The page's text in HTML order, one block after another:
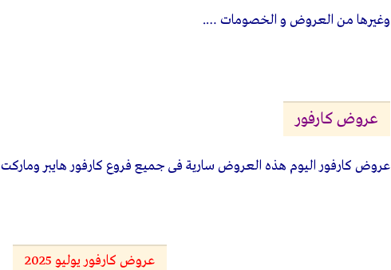
وغيرها من العروض و الخصومات ….
عروض كارفور
عروض كارفور اليوم هذه العروض سارية فى جميع فروع كارفور هايبر وماركت
عروض كارفور يوليو 2025